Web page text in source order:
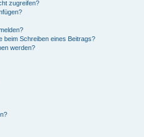
zugreifen?
beim Schreiben eines Beitrags?
werden?